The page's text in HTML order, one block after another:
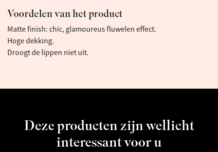
Voordelen van het product
Matte finish: chic, glamoureus fluwelen effect.
Hoge dekking.
Droogt de lippen niet uit.
Deze producten zijn wellicht
interessant voor u